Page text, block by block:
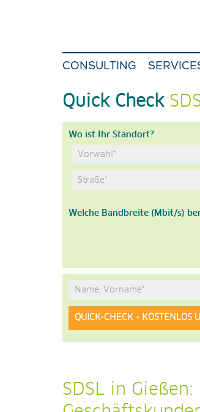
CONSULTING
Quick Check
Wo ist Ihr Standort?
Welche Bandbreite (Mbit/s)
SDSL in